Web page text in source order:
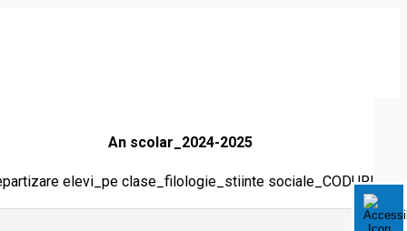
An scolar_2024-2025
elevi_pe clase_filologie_stiinte sociale_CODURI